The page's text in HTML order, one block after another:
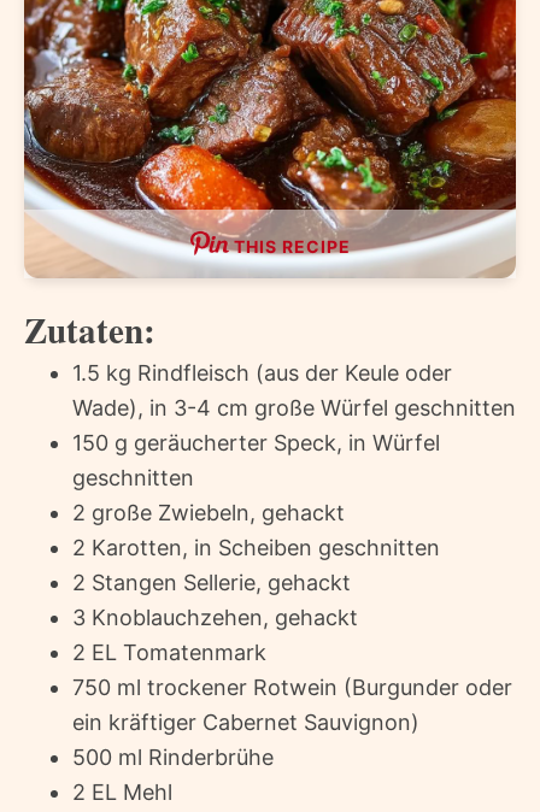
THIS RECIPE
Zutaten:
1.5 kg Rindfleisch (aus der Keule oder
Wade), in 3-4 cm große Würfel geschnitten
150 g geräucherter Speck, in Würfel
geschnitten
2 große Zwiebeln, gehackt
2 Karotten, in Scheiben geschnitten
2 Stangen Sellerie, gehackt
3 Knoblauchzehen, gehackt
2 EL Tomatenmark
750 ml trockener Rotwein (Burgunder oder
ein kräftiger Cabernet Sauvignon)
500 ml Rinderbrühe
2 EL Mehl